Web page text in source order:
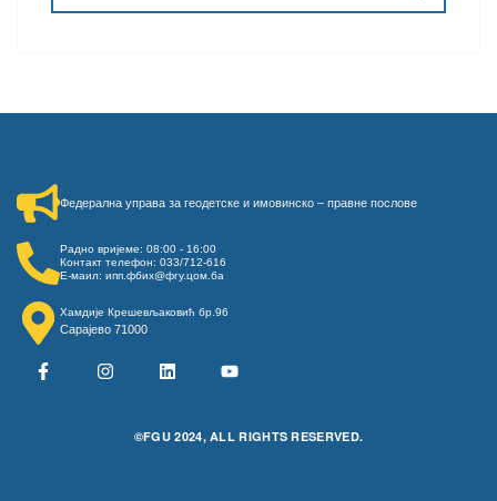
Федерална управа за геодетске и имовинско – правне послове​
Радно вријеме: 08:00 - 16:00
Контакт телефон: 033/712-616
Е-маил: ипп.фбих@фгу.цом.ба
Хамдије Крешевљаковић бр.96
Сарајево 71000
©FGU 2024, ALL RIGHTS RESERVED.